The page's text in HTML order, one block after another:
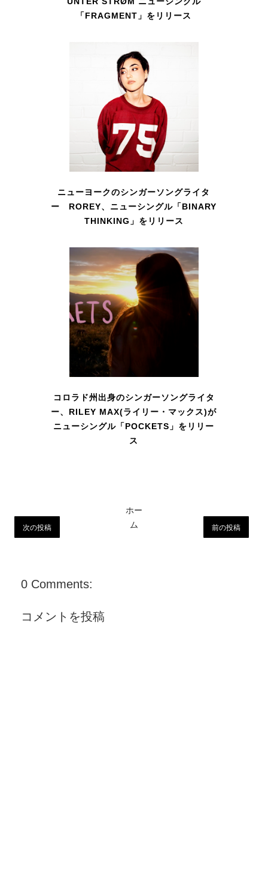
「FRAGMENT」をリリース
ニューヨークのシンガーソングライタ
ー ROREY、ニューシングル「BINARY
THINKING」をリリース
コロラド州出身のシンガーソングライタ
ー、RILEY MAX(ライリー・マックス)が
ニューシングル「POCKETS」をリリー
ス
次の投稿 前の投稿
ホー
ム
0 Comments:
コメントを投稿